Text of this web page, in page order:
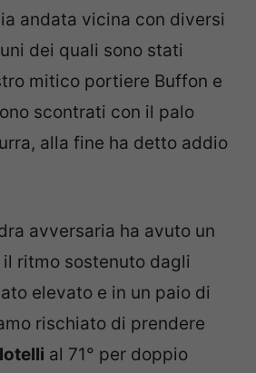
andata vicina con diversi
dei quali sono stati
mitico portiere Buffon e
scontrati con il palo
alla fine ha detto addio
avversaria ha avuto un
il ritmo sostenuto dagli
elevato e in un paio di
rischiato di prendere
al 71° per doppio